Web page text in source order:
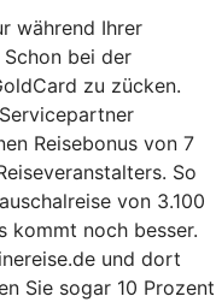
während Ihrer
bei der
zu zücken.
Reisebonus von 7
So
von 3.100
kommt noch besser.
und dort
Sie sogar 10 Prozent